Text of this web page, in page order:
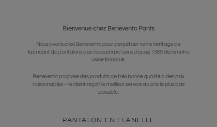
Bienvenue chez Benevento Pants
Nous avons créé Benevento pour perpétuer notre héritage de
fabricant de pantalons que nous perpétuons depuis 1989 dans notre
usine familiale.
Benevento propose des produits de très bonne qualité à des prix
raisonnables – le client reçoit le meilleur service au prix le plus bas
possible.
PANTALON EN FLANELLE